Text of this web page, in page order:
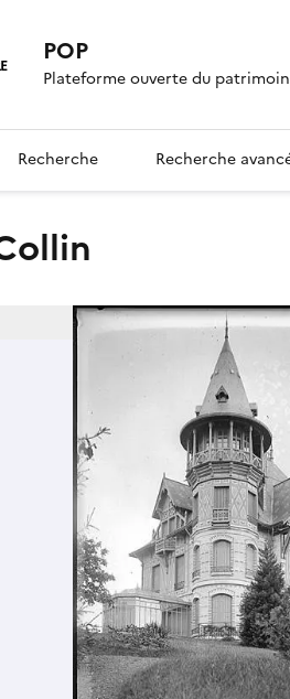
POP
Plateforme ouverte du
Recherche Recherche